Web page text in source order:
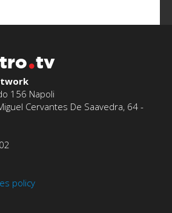
tv
156 Napoli
Cervantes De Saavedra, 64 -
policy